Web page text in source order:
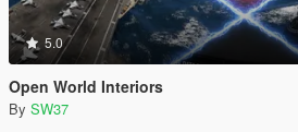
5.0
Open World Interiors
By SW37